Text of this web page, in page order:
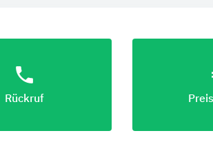
phone
Rückruf